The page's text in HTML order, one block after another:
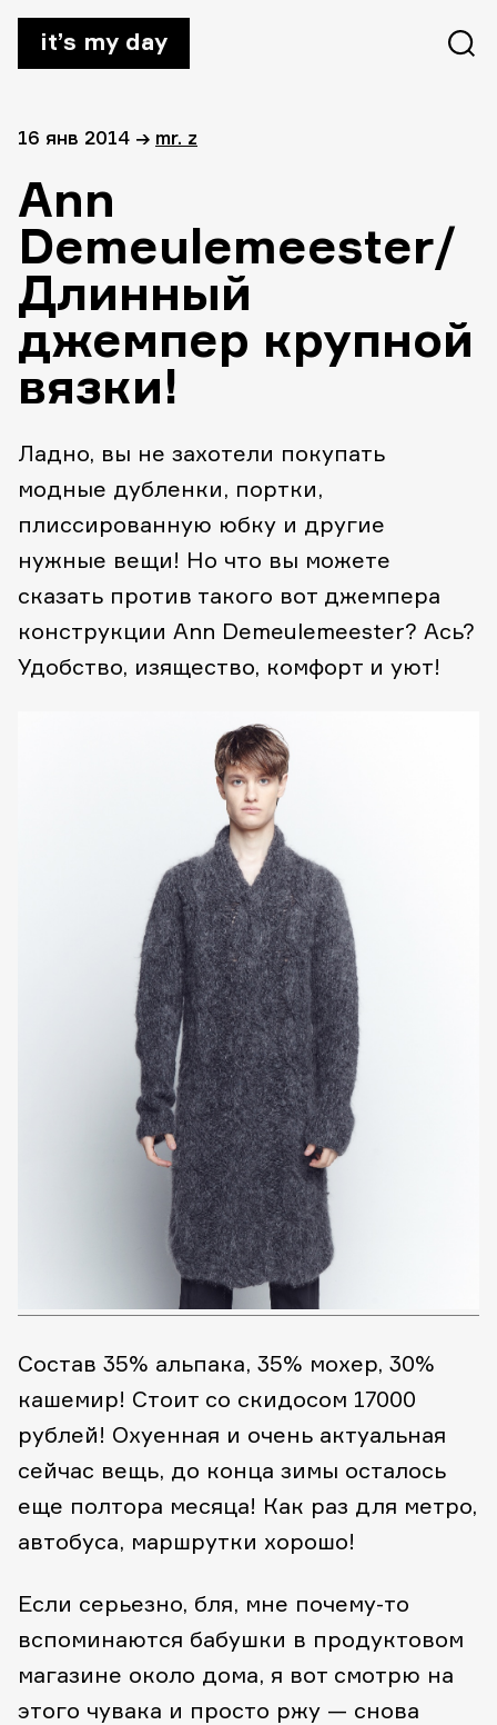
it’s my day
16 янв 2014 → mr. z
Ann
Demeulemeester/
Длинный
джемпер крупной
вязки!
Ладно, вы не захотели покупать
модные дубленки, портки,
плиссированную юбку и другие
нужные вещи! Но что вы можете
сказать против такого вот джемпера
конструкции Ann Demeulemeester? Ась?
Удобство, изящество, комфорт и уют!
Состав 35% альпака, 35% мохер, 30%
кашемир! Стоит со скидосом 17000
рублей! Охуенная и очень актуальная
сейчас вещь, до конца зимы осталось
еще полтора месяца! Как раз для метро,
автобуса, маршрутки хорошо!
Если серьезно, бля, мне почему-то
вспоминаются бабушки в продуктовом
магазине около дома, я вот смотрю на
этого чувака и просто ржу — снова